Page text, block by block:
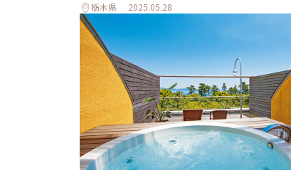
栃木県 2025.05.28